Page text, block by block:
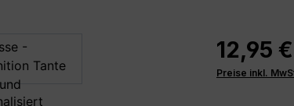
12,95 €
Preise inkl.